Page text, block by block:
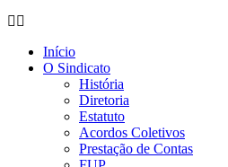
Início
O Sindicato
História
Diretoria
Estatuto
Acordos Coletivos
Prestação de Contas